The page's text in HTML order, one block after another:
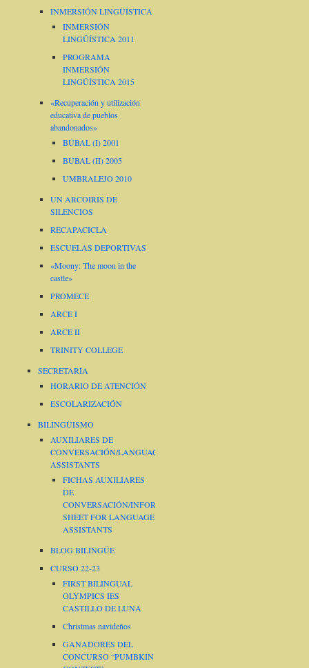
INMERSIÓN LINGÜÍSTICA
INMERSIÓN
LINGÜÍSTICA 2011
PROGRAMA
INMERSIÓN
LINGÜÍSTICA 2015
«Recuperación y utilización
educativa de pueblos
abandonados»
BÚBAL (I) 2001
BÚBAL (II) 2005
UMBRALEJO 2010
UN ARCOIRIS DE
SILENCIOS
RECAPACICLA
ESCUELAS DEPORTIVAS
«Moony: The moon in the
castle»
PROMECE
ARCE I
ARCE II
TRINITY COLLEGE
SECRETARÍA
HORARIO DE ATENCIÓN
ESCOLARIZACIÓN
BILINGÜISMO
AUXILIARES DE
CONVERSACIÓN/LANGUAGE
ASSISTANTS
FICHAS AUXILIARES
DE
CONVERSACIÓN/INFORMATION
SHEET FOR LANGUAGE
ASSISTANTS
BLOG BILINGÜE
CURSO 22-23
FIRST BILINGUAL
OLYMPICS IES
CASTILLO DE LUNA
Christmas navideños
GANADORES DEL
CONCURSO “PUMBKIN